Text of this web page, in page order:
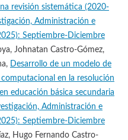
revisión sistemática (2020-
Administración e
Septiembre-Diciembre
Johnatan Castro-Gómez,
Desarrollo de un modelo de
en la resolución
educación básica secundaria
Administración e
Septiembre-Diciembre
Hugo Fernando Castro-